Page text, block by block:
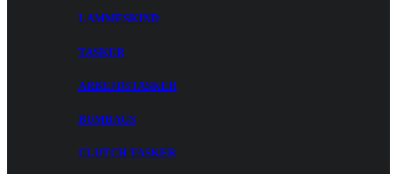
LAMMESKIND
TASKER
ARBEJDSTASKER
BUMBAGS
CLUTCH TASKER